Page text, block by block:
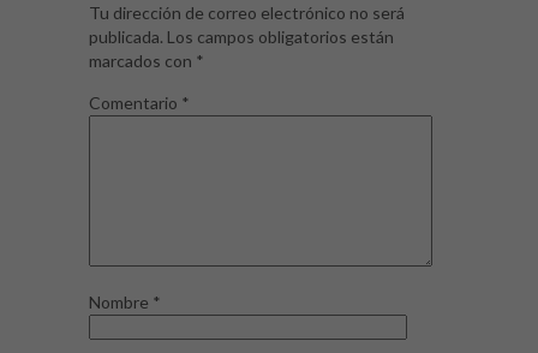
Tu dirección de correo electrónico no será
publicada. Los campos obligatorios están
marcados con *
Comentario *
Nombre *